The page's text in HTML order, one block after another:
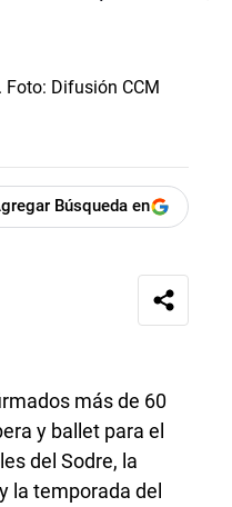
Búsqueda en
más de 60
y ballet para el
del Sodre, la
la temporada del